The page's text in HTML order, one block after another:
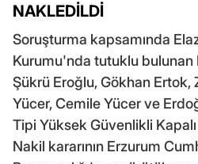
NAKLEDİLDİ
Soruşturma kapsamında
Kurumu'nda tutuklu bulunan
Şükrü Eroğlu, Gökhan Ertok,
Yücer, Cemile Yücer ve
Tipi Yüksek Güvenlikli
Nakil kararının Erzurum